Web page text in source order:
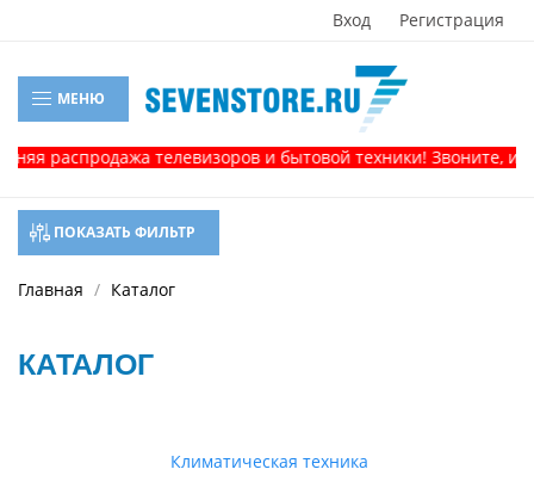
Вход Регистрация
МЕНЮ
телевизоров и бытовой техники! Звоните, и
ПОКАЗАТЬ ФИЛЬТР
Главная Каталог
КАТАЛОГ
Климатическая техника